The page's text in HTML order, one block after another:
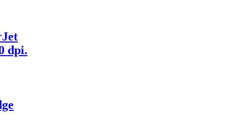
dpi.